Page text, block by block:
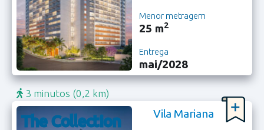
Menor metragem
25 m2
Entrega
mai/2028
3 minutos (0,2 km)
The Collection
Vila Mariana